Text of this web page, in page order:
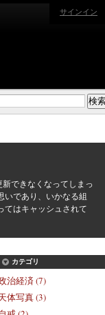
サインイン
できなくなってしまっ
いであり、いかなる組
てはキャッシュされて
カテゴリ
治経済 (7)
体写真 (3)